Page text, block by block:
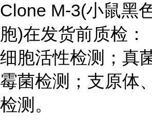
Clone M-3(小鼠黑
胞)在发货前质检：
细胞活性检测；真
霉菌检测；支原体
检测。